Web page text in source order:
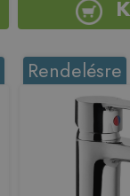
Rendelésre